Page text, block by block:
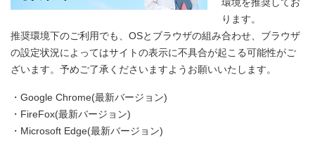
環境を推奨してお
ります。
推奨環境下のご利用でも、OSとブラウザの組み合わせ、ブラウザ
の設定状況によってはサイトの表示に不具合が起こる可能性がご
ざいます。予めご了承くださいますようお願いいたします。
・Google Chrome(最新バージョン)
・FireFox(最新バージョン)
・Microsoft Edge(最新バージョン)